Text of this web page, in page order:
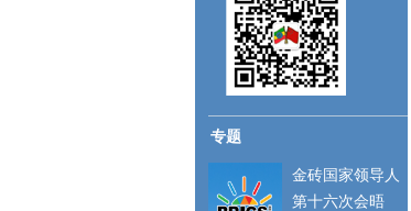
专题
金砖国家领导人
第十六次会晤